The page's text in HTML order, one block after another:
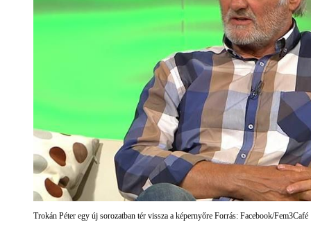
Trokán Péter egy új sorozatban tér vissza a képernyőre Forrás: Facebook/Fem3Café